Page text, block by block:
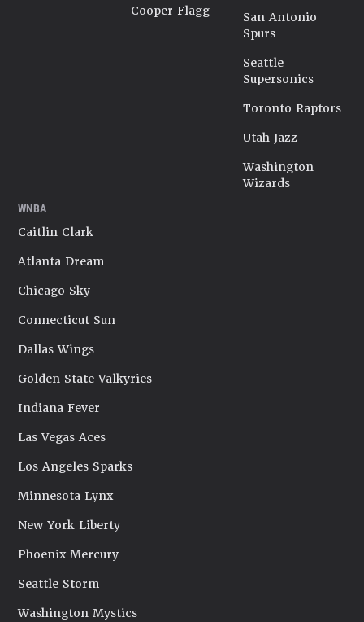
Cooper Flagg
San Antonio
Spurs
Seattle
Supersonics
Toronto Raptors
Utah Jazz
Washington
Wizards
WNBA
Caitlin Clark
Atlanta Dream
Chicago Sky
Connecticut Sun
Dallas Wings
Golden State Valkyries
Indiana Fever
Las Vegas Aces
Los Angeles Sparks
Minnesota Lynx
New York Liberty
Phoenix Mercury
Seattle Storm
Washington Mystics